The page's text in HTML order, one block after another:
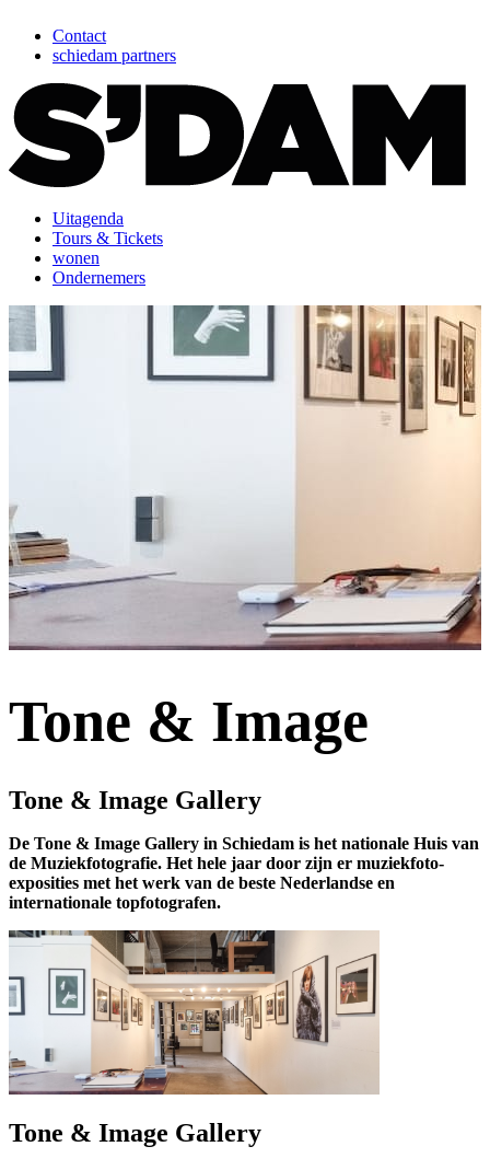
Contact
schiedam partners
Uitagenda
Tours & Tickets
wonen
Ondernemers
Tone & Image
Tone & Image Gallery
De Tone & Image Gallery in Schiedam is het nationale Huis van
de Muziekfotografie. Het hele jaar door zijn er muziekfoto-
exposities met het werk van de beste Nederlandse en
internationale topfotografen.
Tone & Image Gallery